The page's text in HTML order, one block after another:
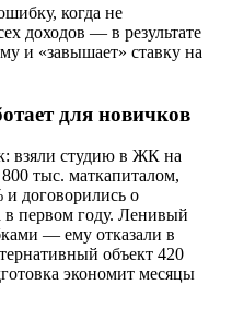
когда не
доходов — в результате
и «завышает» ставку на
для новичков
взяли студию в ЖК на
тыс. маткапиталом,
и договорились о
в первом году. Ленивый
— ему отказали в
объект 420
экономит месяцы